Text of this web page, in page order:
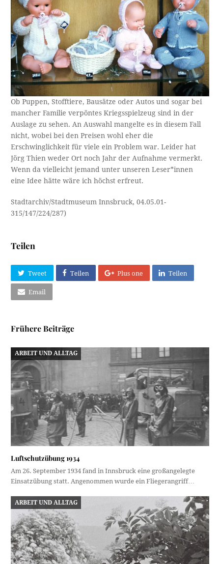
Ob Puppen, Stofftiere, Bausätze oder Autos und sogar bei
mancher Familie verpöntes Kriegsspielzeug sind in der
Auslage zu sehen. An Auswahl mangelte es in diesem Fall
nicht, wobei bei den Preisen wohl eher die
Erschwinglichkeit für viele ein Problem war. Leider hat
Jörg Thien weder Ort noch Jahr der Aufnahme vermerkt.
Wenn da vielleicht jemand unter unseren Leser*innen
eine Idee hätte wäre ich höchst erfreut.
Stadtarchiv/Stadtmuseum Innsbruck, 04.05.01-
315/147/224/287)
Teilen
Tweet Teilen Plus one Teilen
Email
Frühere Beiträge
ARBEIT UND ALLTAG
Luftschutzübung 1934
Am 26. September 1934 fand in Innsbruck eine großangelegte
Einsatzübung statt. Angenommen wurde ein Fliegerangriff…
ARBEIT UND ALLTAG